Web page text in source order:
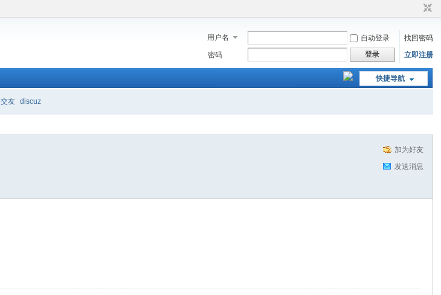
用户名 自动登录
找回密码
密码
登录 立即注册
快捷导航
交友 discuz
加为好友
发送消息